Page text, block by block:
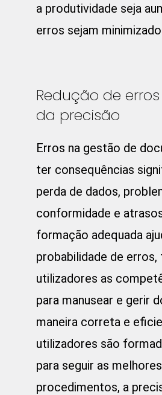
a produtividade seja
erros sejam
Redução de
da precisão
Erros na gestão de
ter consequências
perda de dados,
conformidade e
formação adequada
probabilidade de
utilizadores as
para manusear e gerir
maneira correta e
utilizadores são
para seguir as
procedimentos, a